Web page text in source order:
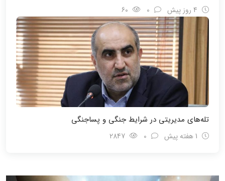
تله‌های مدیریتی در شرایط جنگی و پسا‌جنگی